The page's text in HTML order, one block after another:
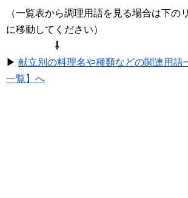
（一覧表から調理用語を見る場合は下の
に移動してください）
⇩
▶ 献立別の料理名や種類などの関連用語
一覧】へ